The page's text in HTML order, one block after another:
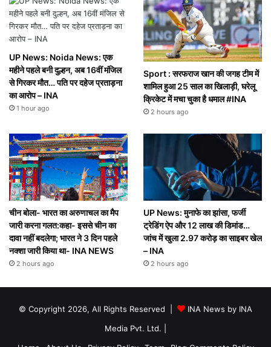
UP News: Noida News: एक
महीने पहले बनी दुल्हन, अब 16वीं मंजिल
से गिरकर मौत… पति पर दहेज प्रताड़ना
का आरोप – INA
1 hour ago
Sport : सरफराज खान की जगह टीम में
शामिल हुआ 25 साल का खिलाड़ी, घरेलू
क्रिकेट में मचा चुका है धमाल #INA
2 hours ago
चीन बोला- भारत का अरुणाचल का मैप
जारी करना गलत:कहा- इससे चीन का
दावा नहीं बदलेगा; भारत ने 3 दिन पहले
नक्शा जारी किया था- INA NEWS
2 hours ago
UP News: मुनाफे का झांसा, फर्जी
ट्रेडिंग ऐप और 12 लाख की डिमांड…
जांच में खुला 2.97 करोड़ का साइबर खेल
– INA
2 hours ago
© Copyright 2026, All Rights Reserved |
INA News by INA
Media Pvt. Ltd.